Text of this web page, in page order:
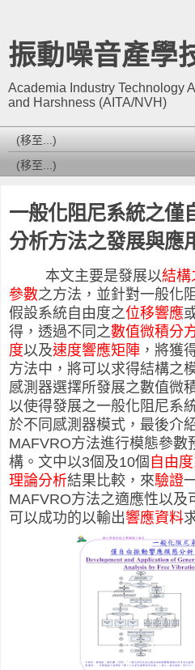
振動噪音產學
Academia Industry Technology
and Harshness (AITA/NVH)
一般化阻尼系統之僅
分析方法之發展與應
本文主要是發展以結構
參數之方法，並針對一般化
假設系統自由度之位移響應
得，透過不同之數值微積分
度以及速度響應矩陣 ，將獲
方法中，將可以求得結構之
感測器選擇所發展之數值微
以使得發展之一般化阻尼系
於不同感測器模式，最後介
MAFVRO方法進行模態參數
構。文中以3個及10個 自由
理論分析結果比較，來驗證
MAFVRO方法之適應性以及
可以成功的以輸出響應資料